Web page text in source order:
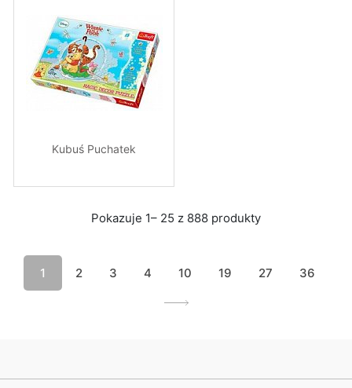
Kubuś Puchatek
Pokazuje 1– 25 z 888 produkty
1 2 3 4 10 19 27 36